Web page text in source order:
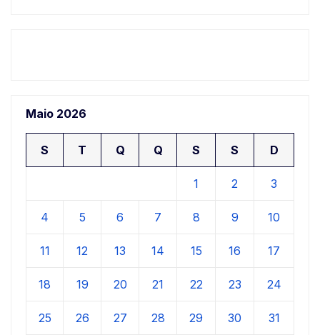
Maio 2026
S T Q Q S S D
1 2 3
4 5 6 7 8 9 10
11 12 13 14 15 16 17
18 19 20 21 22 23 24
25 26 27 28 29 30 31